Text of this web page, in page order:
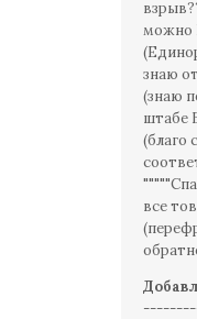
можно
знаю
(знаю
штабе
(благо
все